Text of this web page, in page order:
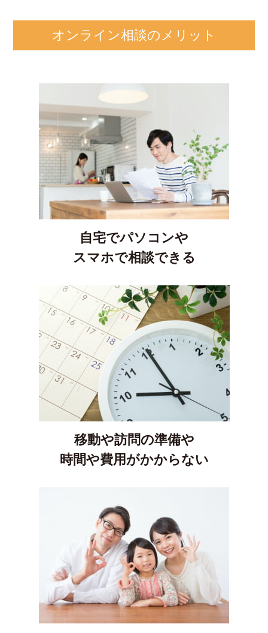
オンライン相談のメリット
自宅でパソコンや
スマホで相談できる
移動や訪問の準備や
時間や費用がかからない